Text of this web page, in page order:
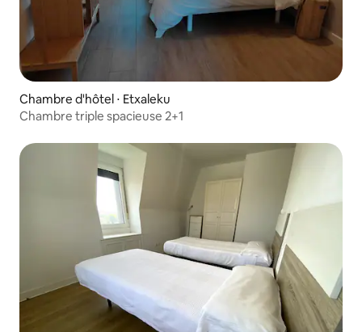
Chambre d'hôtel ⋅ Etxaleku
Chambre triple spacieuse 2+1